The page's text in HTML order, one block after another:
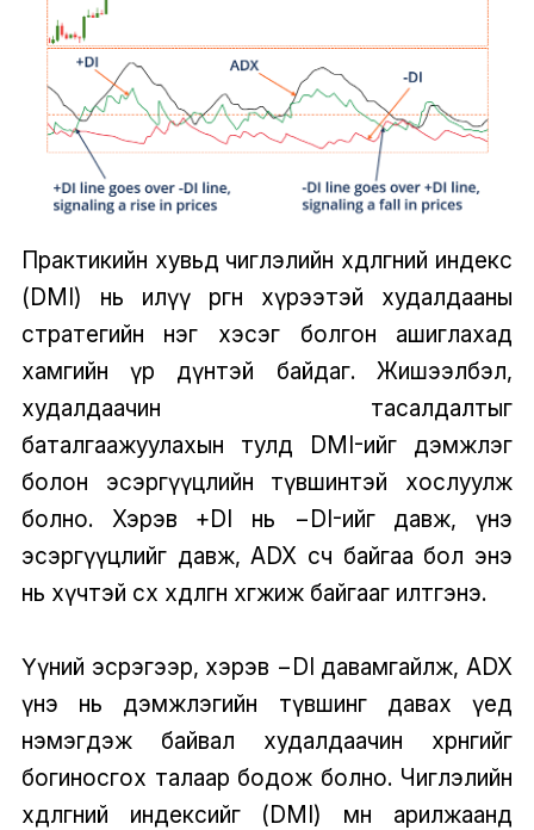
Практикийн хувьд чиглэлийн хөдөлгөөний индекс
(DMI) нь илүү өргөн хүрээтэй худалдааны
стратегийн нэг хэсэг болгон ашиглахад
хамгийн үр дүнтэй байдаг. Жишээлбэл,
худалдаачин тасалдалтыг
баталгаажуулахын тулд DMI-ийг дэмжлэг
болон эсэргүүцлийн түвшинтэй хослуулж
болно. Хэрэв +DI нь −DI-ийг давж, үнэ
эсэргүүцлийг давж, ADX өсч байгаа бол энэ
нь хүчтэй өсөх хөдөлгөөн хөгжиж байгааг илтгэнэ.
Үүний эсрэгээр, хэрэв −DI давамгайлж, ADX
үнэ нь дэмжлэгийн түвшинг давах үед
нэмэгдэж байвал худалдаачин хөрөнгийг
богиносгох талаар бодож болно. Чиглэлийн
хөдөлгөөний индексийг (DMI) мөн арилжаанд